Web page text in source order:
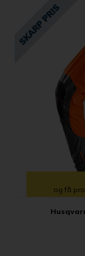
og få